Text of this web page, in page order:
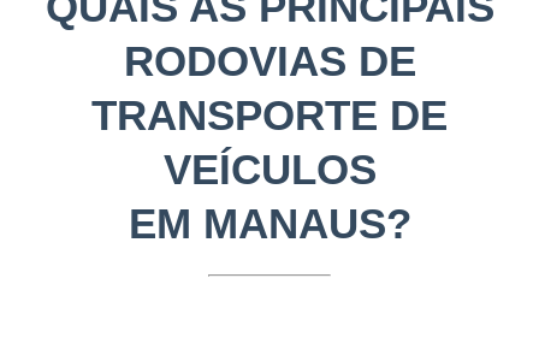
RODOVIAS DE
TRANSPORTE DE
VEÍCULOS
EM MANAUS?